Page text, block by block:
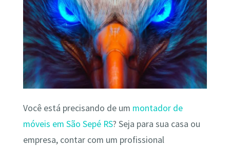
Você está precisando de um montador de
móveis em São Sepé RS? Seja para sua casa ou
empresa, contar com um profissional